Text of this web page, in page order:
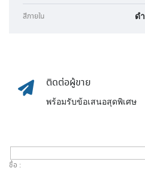
สีภายใน ดำ
ติดต่อผู้ขาย
พร้อมรับข้อเสนอสุดพิเศษ
ชื่อ :